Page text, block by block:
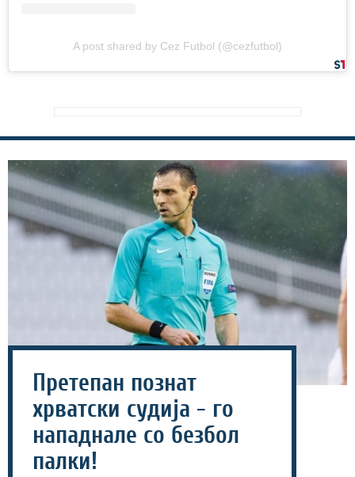
A post shared by Cez Futbol (@cezfutbol)
Претепан познат
хрватски судија - го
нападнале со безбол
палки!